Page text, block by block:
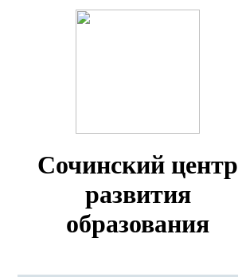
Сочинский центр
развития
образования